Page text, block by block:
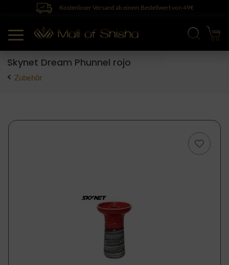
Kostenloser Versand ab einem Bestellwert von 49€
Skynet Dream Phunnel rojo
Zubehör